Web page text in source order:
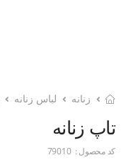
زنانه لباس زنانه
تاپ زنانه
کد محصول : 79010